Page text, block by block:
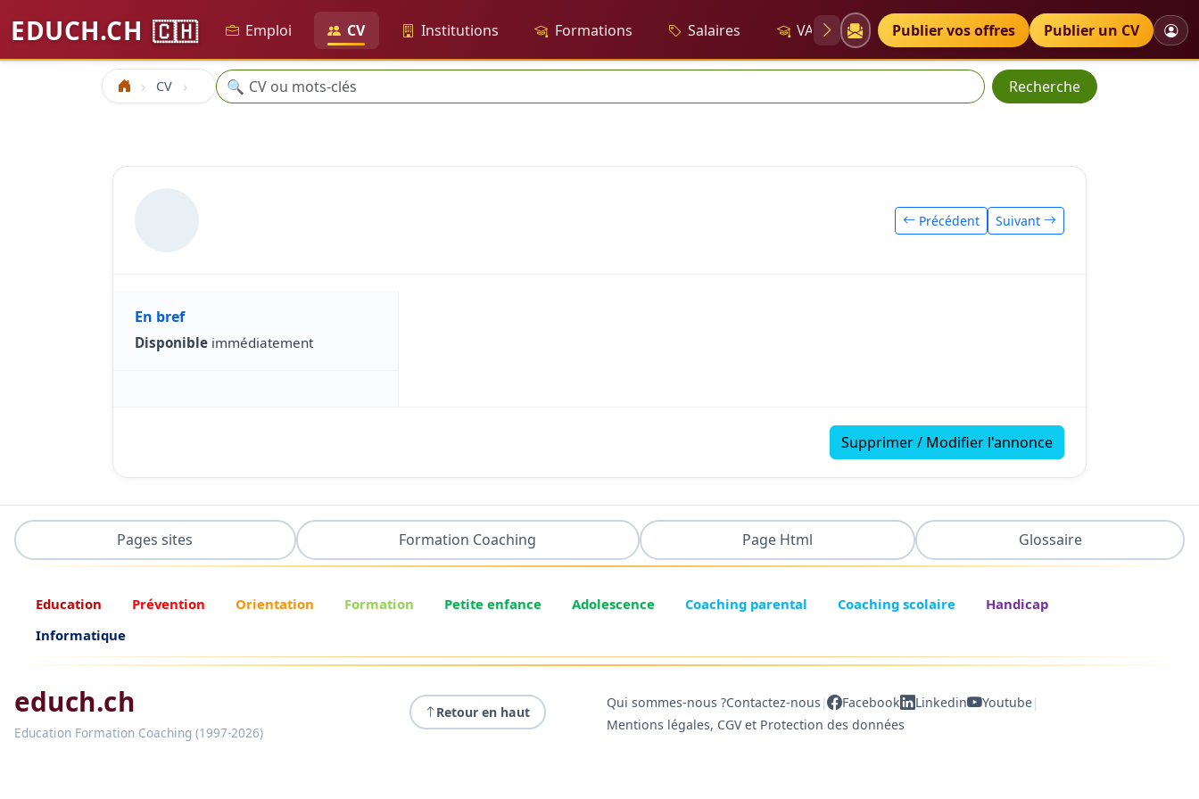
EDUCH.CH 🇨🇭 Emploi CV Institutions Formations Salaires VAE Diplômes Petites annonces
Publier vos offres Publier un CV
Accueil CV Recherche
🔍 Recherche
Précédent Suivant
En bref
Disponible immédiatement
Supprimer / Modifier l'annonce
Pages sites Formation Coaching Page Html Glossaire
Education Prévention Orientation Formation Petite enfance Adolescence Coaching parental Coaching scolaire
Handicap
Informatique
educh.ch
Education Formation Coaching (1997-2026)
Retour en haut
Qui sommes-nous ?Contactez-nous | Facebook Linkedin Youtube|
Mentions légales, CGV et Protection des données